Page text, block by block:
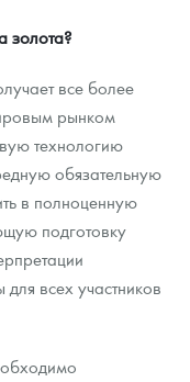
золота?
все более
рынком
технологию
обязательную
в полноценную
подготовку
всех участников